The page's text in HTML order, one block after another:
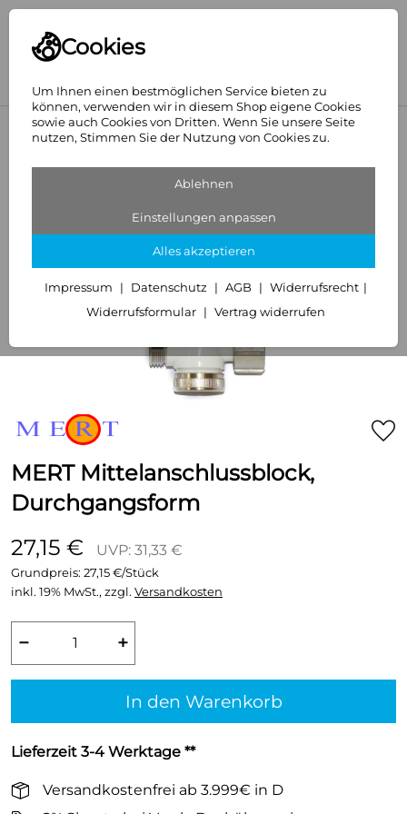
Cookies
Um Ihnen einen bestmöglichen Service bieten zu
können, verwenden wir in diesem Shop eigene Cookies
sowie auch Cookies von Dritten. Wenn Sie unsere Seite
nutzen, Stimmen Sie der Nutzung von Cookies zu.
Ablehnen
Einstellungen anpassen
Alles akzeptieren
Impressum Datenschutz AGB
Widerrufsrecht
Widerrufsformular
Vertrag widerrufen
Mert
MERT Mittelanschlussblock,
Durchgangsform
27,15 €
UVP: 31,33 €
Grundpreis: 27,15 €/Stück
inkl. 19% MwSt., zzgl. Versandkosten
− +
In den Warenkorb
Lieferzeit 3-4 Werktage **
Versandkostenfrei ab 3.999€ in D